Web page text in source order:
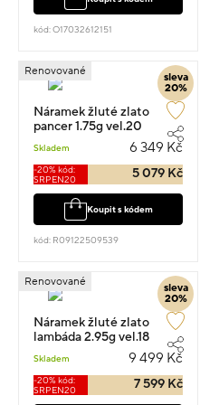
kód: O17032612151
sleva
20%
Renovované
Náramek žluté zlato
pancer 1.75g vel.20
Skladem 6 349 Kč
-20% kód:
SRPEN20
5 079 Kč
Koupit s kódem
kód: R09122509539
sleva
20%
Renovované
Náramek žluté zlato
lambáda 2.95g vel.18
Skladem 9 499 Kč
-20% kód:
SRPEN20
7 599 Kč